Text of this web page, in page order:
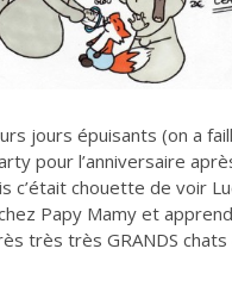
jours épuisants (on a
pour l’anniversaire
c’était chouette de voir
Papy Mamy et
très très GRANDS